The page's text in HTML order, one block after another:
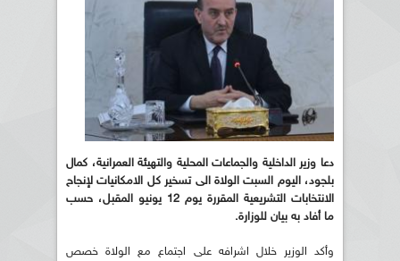
دعا وزير الداخلية والجماعات المحلية والتهيئة العمرانية، كمال
بلجود، اليوم السبت الولاة الى تسخير كل الامكانيات لإنجاح
الانتخابات التشريعية المقررة يوم 12 يونيو المقبل، حسب
ما أفاد به بيان للوزارة.
وأكد الوزير خلال اشرافه على اجتماع مع الولاة خصص